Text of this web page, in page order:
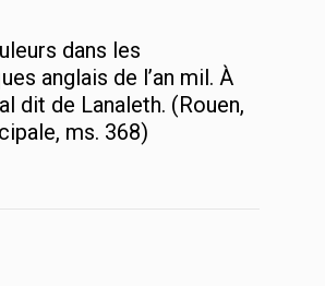
dans les
anglais de l’an mil. À
dit de Lanaleth. (Rouen,
ms. 368)